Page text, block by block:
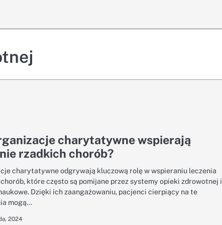
charytatywne wspierają
rzadkich chorób?
charytatywne odgrywają kluczową rolę w wspieraniu leczenia
które często są pomijane przez systemy opieki zdrowotnej i
Dzięki ich zaangażowaniu, pacjenci cierpiący na te
mogą…
2024